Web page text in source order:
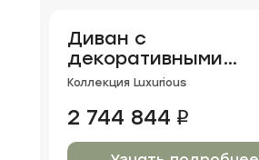
Диван с
декоративными
нишами Moryan
Коллекция Luxurious
2 744 844 i